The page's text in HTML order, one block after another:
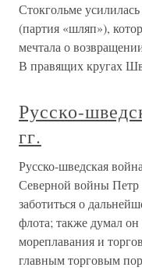
Стокгольме
(партия «шляп»),
мечтала о
В правящих кругах
Русско-
гг.
Русско-шведская
Северной войны Петр
заботиться о
флота; также думал
мореплавания и
главным торговым